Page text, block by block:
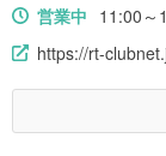
営業中 11:00～
https://rt-